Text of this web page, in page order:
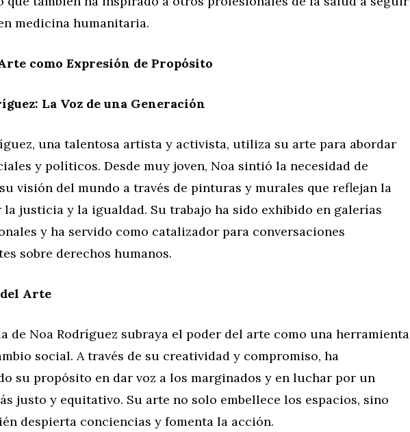
medicina humanitaria.
como Expresión de Propósito
La Voz de una Generación
una talentosa artista y activista, utiliza su arte para abordar
y políticos. Desde muy joven, Noa sintió la necesidad de
visión del mundo a través de pinturas y murales que reflejan la
justicia y la igualdad. Su trabajo ha sido exhibido en galerías
y ha servido como catalizador para conversaciones
sobre derechos humanos.
Arte
de Noa Rodríguez subraya el poder del arte como una herramienta
social. A través de su creatividad y compromiso, ha
su propósito en dar voz a los marginados y en luchar por un
justo y equitativo. Su arte no solo embellece los espacios, sino
despierta conciencias y fomenta la acción.